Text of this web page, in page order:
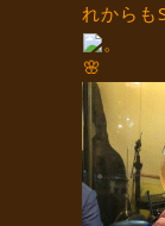
れから
。